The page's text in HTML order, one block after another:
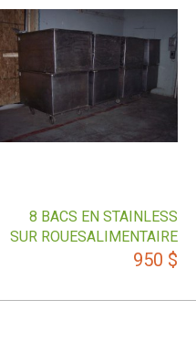
8 BACS EN STAINLESS
SUR ROUESALIMENTAIRE
950 $